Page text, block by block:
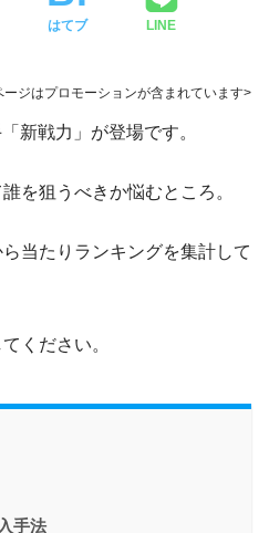
はてブ LINE
ージはプロモーションが含まれています>
新戦力」が登場です。
を狙うべきか悩むところ。
当たりランキングを集計して
ください。
手法